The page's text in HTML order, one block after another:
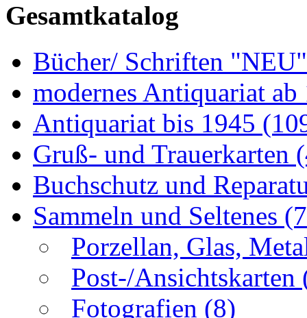
Gesamtkatalog
Bücher/ Schriften
modernes Antiquariat
Antiquariat bis 1945
Gruß- und Trauerkarten
Buchschutz und
Sammeln und Seltenes
Porzellan, Glas,
Post-/Ansichtskarten
Fotografien (8)